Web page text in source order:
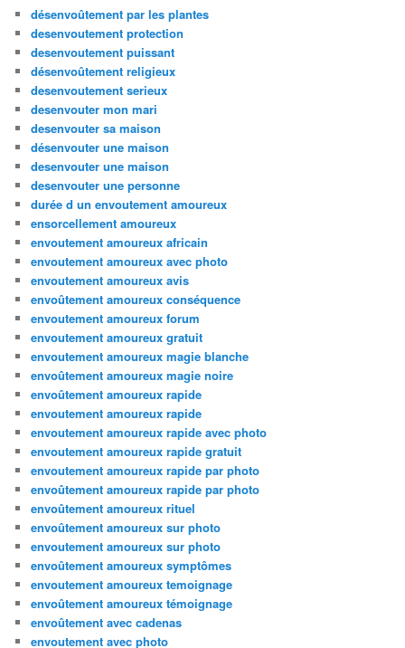
désenvoûtement par les plantes
desenvoutement protection
desenvoutement puissant
désenvoûtement religieux
desenvoutement serieux
desenvouter mon mari
desenvouter sa maison
désenvouter une maison
desenvouter une maison
desenvouter une personne
durée d un envoutement amoureux
ensorcellement amoureux
envoutement amoureux africain
envoutement amoureux avec photo
envoutement amoureux avis
envoûtement amoureux conséquence
envoutement amoureux forum
envoutement amoureux gratuit
envoutement amoureux magie blanche
envoûtement amoureux magie noire
envoûtement amoureux rapide
envoutement amoureux rapide
envoutement amoureux rapide avec photo
envoutement amoureux rapide gratuit
envoutement amoureux rapide par photo
envoûtement amoureux rapide par photo
envoûtement amoureux rituel
envoûtement amoureux sur photo
envoutement amoureux sur photo
envoûtement amoureux symptômes
envoutement amoureux temoignage
envoûtement amoureux témoignage
envoûtement avec cadenas
envoutement avec photo